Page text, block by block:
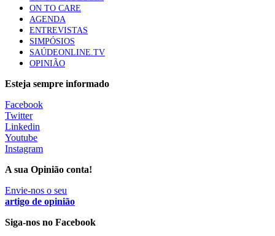
mama triplo negativo metastático em doentes não
elegíveis para inibidores PD-(L)1
61 visualizações
MAIS NOTÍCIAS
nutricionista no primeiro mês
7 Ago, 2026
apoio robótico em Portugal
7 Ago, 2026 |0 Comments
ON TO CARE
AGENDA
ENTREVISTAS
SIMPÓSIOS
SAÚDEONLINE.TV
OPINIÃO
Esteja sempre informado
Facebook
Twitter
Linkedin
Youtube
Instagram
A sua Opinião conta!
Envie-nos o seu
artigo de opinião
Siga-nos no Facebook